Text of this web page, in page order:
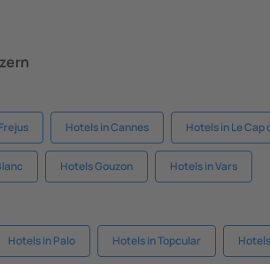
Hotels in Cannes Hotels in Le Cap
Hotels Gouzon Hotels in Vars
Hotels in Palo Hotels in Topcular